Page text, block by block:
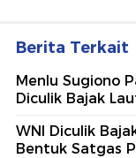
Berita Terkait
Menlu Sugiono
Diculik Bajak
WNI Diculik
Bentuk Satgas